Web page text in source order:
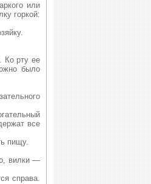
или
горкой:
Ко рту ее
было
все
пищу.
вилки —
справа.